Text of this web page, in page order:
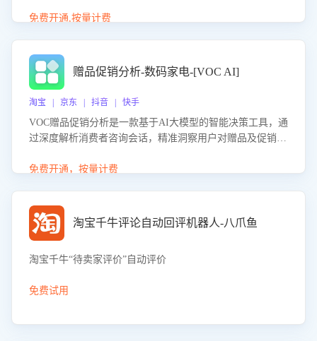
应延迟、竞品价格冲击等。系统自动输出可落地的挽回策
免费开通,按量计费
赠品促销分析-数码家电-[VOC AI]
淘宝 | 京东 | 抖音 | 快手
VOC赠品促销分析是一款基于AI大模型的智能决策工具，通
过深度解析消费者咨询会话，精准洞察用户对赠品及促销政
销诉求，帮助企业制定个性化赠品组合策略，优化资源投放
免费开通，按量计费
淘宝千牛评论自动回评机器人-八爪鱼
淘宝千牛“待卖家评价”自动评价
免费试用